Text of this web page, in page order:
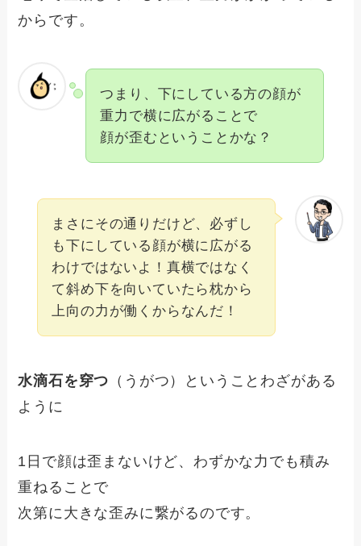
からです。
つまり、下にしている方の顔が
重力で横に広がることで
顔が歪むということかな？
まさにその通りだけど、必ずし
も下にしている顔が横に広がる
わけではないよ！真横ではなく
て斜め下を向いていたら枕から
上向の力が働くからなんだ！
水滴石を穿つ （うがつ）ということわざがある
ように
1日で顔は歪まないけど、わずかな力でも積み
重ねることで
次第に大きな歪みに繋がるのです。